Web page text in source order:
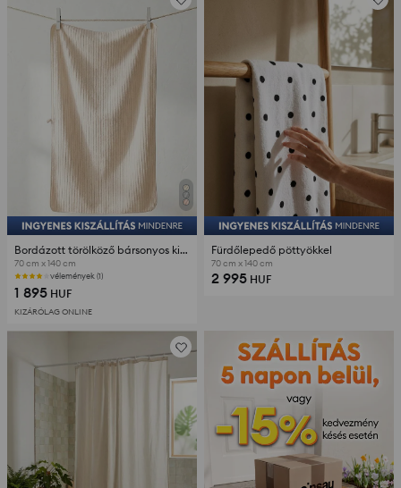
Bordázott törölköző bársonyos kidolgozással
70 cm x 140 cm
vélemények (1)
1 895 HUF
KIZÁRÓLAG ONLINE
Fürdőlepedő pöttyökkel
70 cm x 140 cm
2 995 HUF